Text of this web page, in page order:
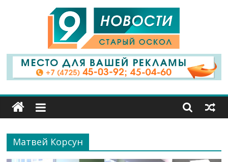
9
Канал
Старый
Оскол
Матвей Корсун